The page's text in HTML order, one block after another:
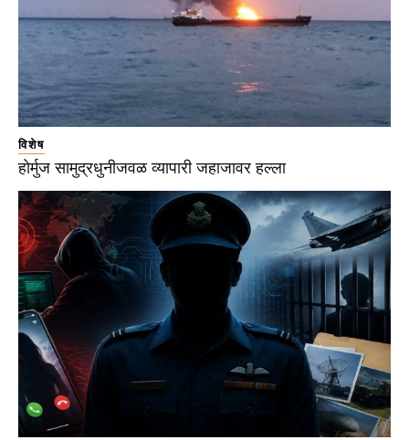
विशेष
होर्मुज सामुद्रधुनीजवळ व्यापारी जहाजावर हल्ला